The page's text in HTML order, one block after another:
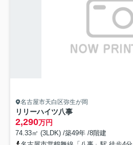
名古屋市天白区弥生が岡
リリーハイツ八事
2,290万円
74.33㎡ (3LDK) /築49年 /8階建